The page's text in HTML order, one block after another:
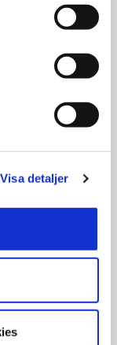
Visa detaljer
Tyresö.
375
godset
samt
CO2-